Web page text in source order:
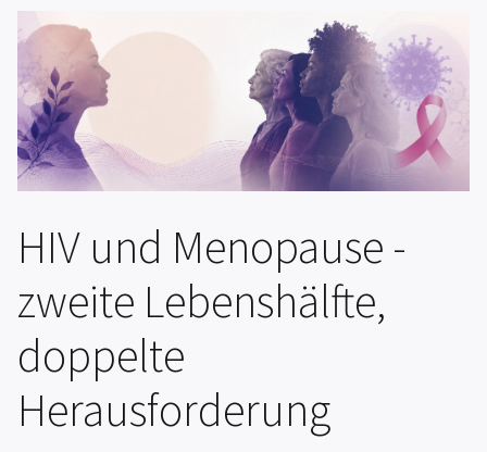
HIV und Menopause -
zweite Lebenshälfte,
doppelte
Herausforderung